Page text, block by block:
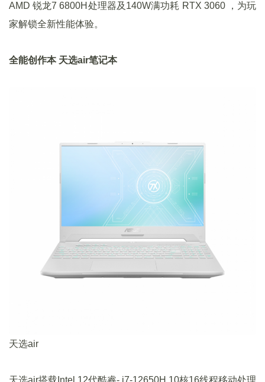
AMD 锐龙7 6800H处理器及140W满功耗 RTX 3060 ，为玩
家解锁全新性能体验。
全能创作本 天选air笔记本
天选air